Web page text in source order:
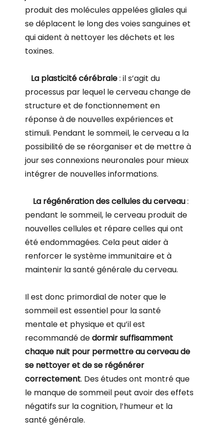
produit des molécules appelées gliales qui
se déplacent le long des voies sanguines et
qui aident à nettoyer les déchets et les
toxines.
La plasticité cérébrale: il s’agit du
processus par lequel le cerveau change de
structure et de fonctionnement en
réponse à de nouvelles expériences et
stimuli. Pendant le sommeil, le cerveau a la
possibilité de se réorganiser et de mettre à
jour ses connexions neuronales pour mieux
intégrer de nouvelles informations.
La régénération des cellules du cerveau:
pendant le sommeil, le cerveau produit de
nouvelles cellules et répare celles qui ont
été endommagées. Cela peut aider à
renforcer le système immunitaire et à
maintenir la santé générale du cerveau.
Il est donc primordial de noter que le
sommeil est essentiel pour la santé
mentale et physique et qu’il est
recommandé dedormir suffisamment
chaque nuit pour permettre au cerveau de
se nettoyer et de se régénérer
correctement. Des études ont montré que
le manque de sommeil peut avoir des effets
négatifs sur la cognition, l’humeur et la
santé générale.